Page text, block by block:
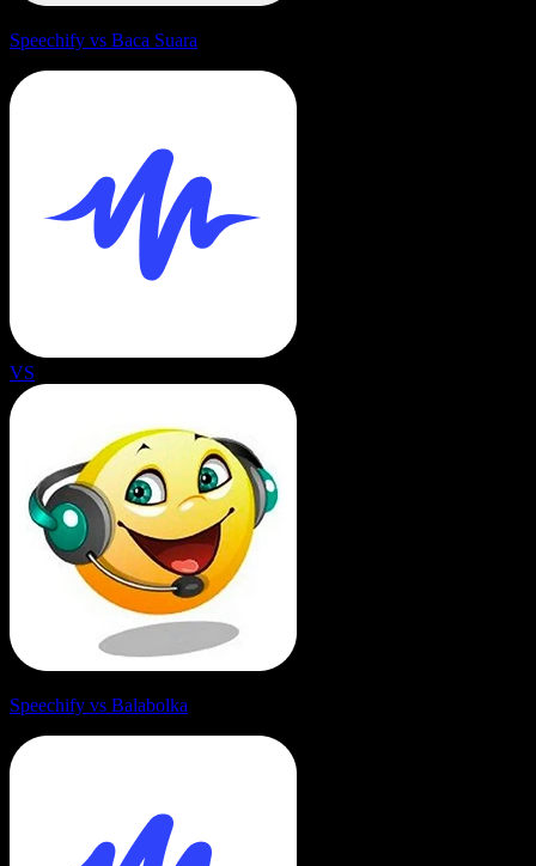
Speechify vs Baca Suara
VS
Speechify vs Balabolka